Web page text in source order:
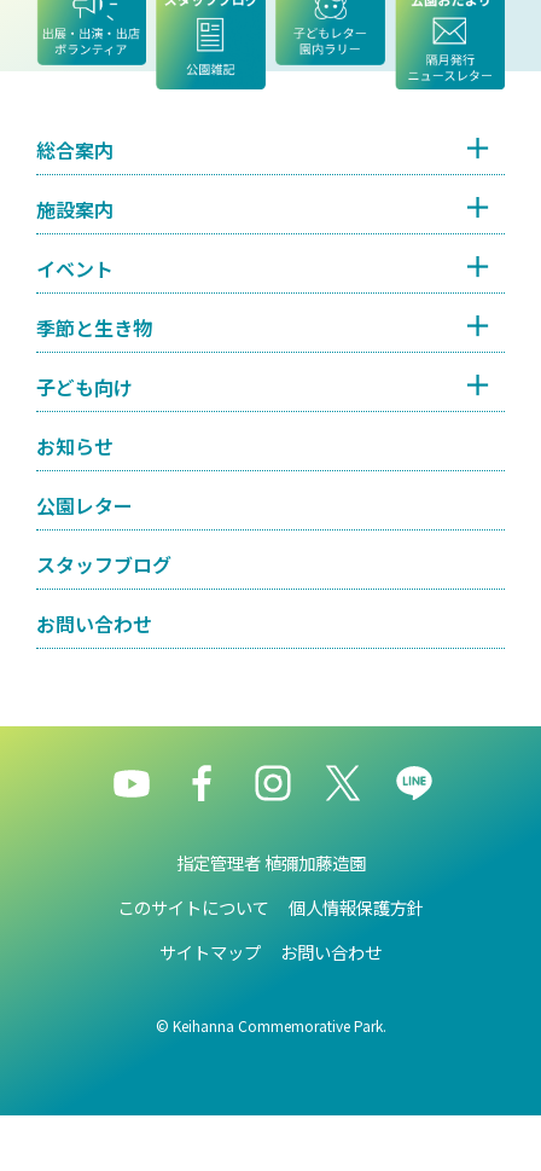
総合案内
施設案内
イベント
季節と生き物
子ども向け
お知らせ
公園レター
スタッフブログ
お問い合わせ
指定管理者 植彌加藤造園
このサイトについて
個人情報保護方針
サイトマップ
お問い合わせ
© Keihanna Commemorative Park.